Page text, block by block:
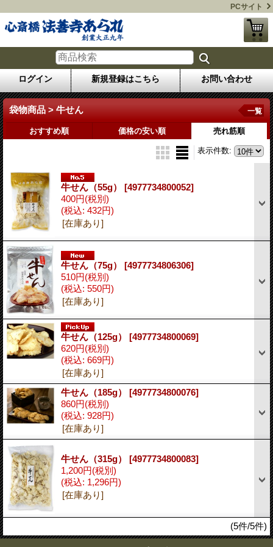
PCサイト
ログイン 新規登録はこちら お問い合わせ
袋物商品 > 牛せん 一覧
おすすめ順 価格の安い順 売れ筋順
表示件数:
牛せん（55g） [4977734800052]
400円(税別)
(税込: 432円)
[在庫あり]
牛せん（75g） [4977734806306]
510円(税別)
(税込: 550円)
[在庫あり]
牛せん（125g） [4977734800069]
620円(税別)
(税込: 669円)
[在庫あり]
牛せん（185g） [4977734800076]
860円(税別)
(税込: 928円)
[在庫あり]
牛せん（315g） [4977734800083]
1,200円(税別)
(税込: 1,296円)
[在庫あり]
(5件/5件)